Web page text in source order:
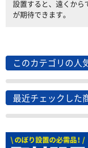
設置すると、遠くから
が期待できます。
このカテゴリの人
最近チェックした